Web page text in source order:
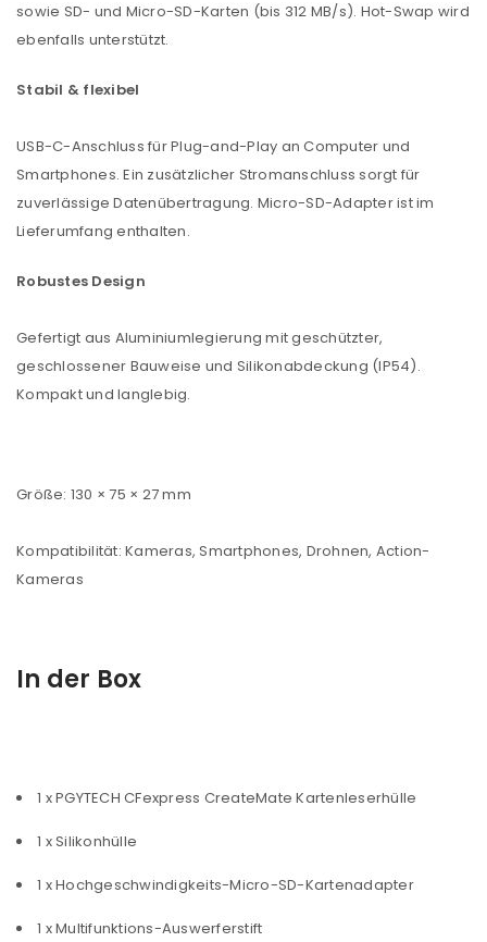
ANMELDEN
Benutzername oder E-Mail-Adresse
Passwort*
sowie SD- und Micro-SD-Karten (bis 312 MB/s). Hot-Swap wird
ebenfalls unterstützt.
Stabil & flexibel
USB-C-Anschluss für Plug-and-Play an Computer und
Smartphones. Ein zusätzlicher Stromanschluss sorgt für
zuverlässige Datenübertragung. Micro-SD-Adapter ist im
Lieferumfang enthalten.
Robustes Design
Gefertigt aus Aluminiumlegierung mit geschützter,
geschlossener Bauweise und Silikonabdeckung (IP54).
Kompakt und langlebig.
Größe: 130 × 75 × 27 mm
Kompatibilität: Kameras, Smartphones, Drohnen, Action-
Kameras
In der Box
1 x PGYTECH CFexpress CreateMate Kartenleserhülle
1 x Silikonhülle
1 x Hochgeschwindigkeits-Micro-SD-Kartenadapter
1 x Multifunktions-Auswerferstift